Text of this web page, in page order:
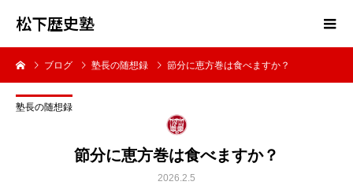
松下歴史塾
ブログ 塾長の随想録 節分に恵方巻は食べますか？
塾長の随想録
節分に恵方巻は食べますか？
2026.2.5